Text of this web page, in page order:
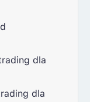
dla
dla